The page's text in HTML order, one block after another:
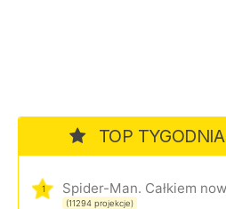
TOP TYGODNIA
1
(11294 projekcje)